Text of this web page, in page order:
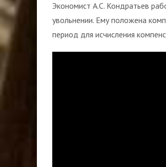
Экономист А.С. Кондратьев
увольнении. Ему положена
период для исчисления